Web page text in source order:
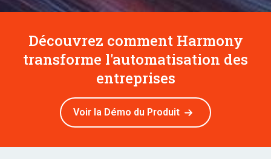
Découvrez comment Harmony
transforme l'automatisation des
entreprises
Voir la Démo du Produit